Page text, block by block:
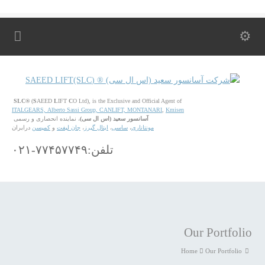
SLC® (SAEED LIFT CO Ltd), is the Exclusive and Official Agent of
ITALGEARS, Alberto Sassi Group, CANLIFT, MONTANARI Kmisen
آسانسور سعید (اس ال سی)، نماینده انحصاری و رسمی
مونتاناری، ساسی، ایتال گیرز ، جان لیفت و کمیسن درایران
تلفن:۷۷۴۵۷۷۴۹-۰۲۱
Our Portfolio
Home Our Portfolio